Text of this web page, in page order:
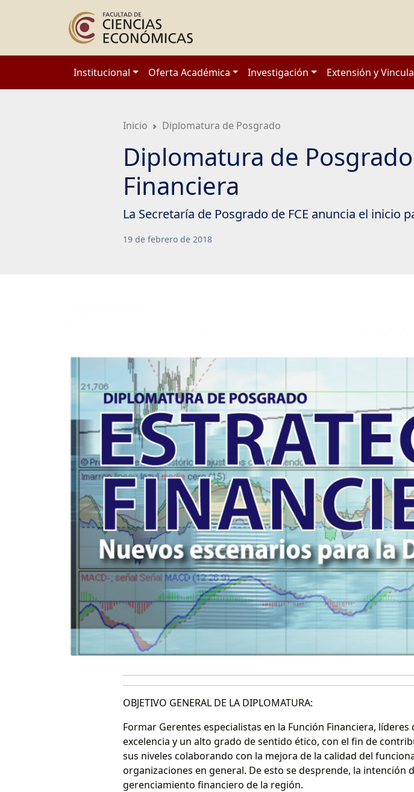
Institucional Oferta Académica Investigación Extensión y
Inicio Diplomatura de Posgrado
Diplomatura de
Financiera
La Secretaría de Posgrado de FCE anuncia el inicio
19 de febrero de 2018
OBJETIVO GENERAL DE LA DIPLOMATURA:
Formar Gerentes especialistas en la Función Financiera,
excelencia y un alto grado de sentido ético, con el fin de
sus niveles colaborando con la mejora de la calidad del
organizaciones en general. De esto se desprende, la
gerenciamiento financiero de la región.